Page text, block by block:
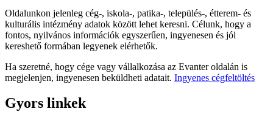
Oldalunkon jelenleg cég-, iskola-, patika-, település-, étterem- és
kulturális intézmény adatok között lehet keresni. Célunk, hogy a
fontos, nyilvános információk egyszerűen, ingyenesen és jól
kereshető formában legyenek elérhetők.
Ha szeretné, hogy cége vagy vállalkozása az Evanter oldalán is
megjelenjen, ingyenesen beküldheti adatait. Ingyenes cégfeltöltés
Gyors linkek